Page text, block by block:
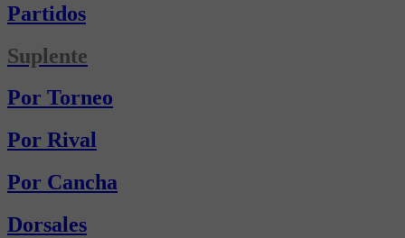
Partidos
Suplente
Por Torneo
Por Rival
Por Cancha
Dorsales